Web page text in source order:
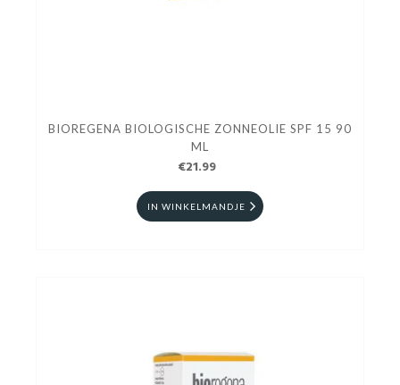
BIOREGENA BIOLOGISCHE ZONNEOLIE SPF 15 90
ML
€21.99
IN WINKELMANDJE